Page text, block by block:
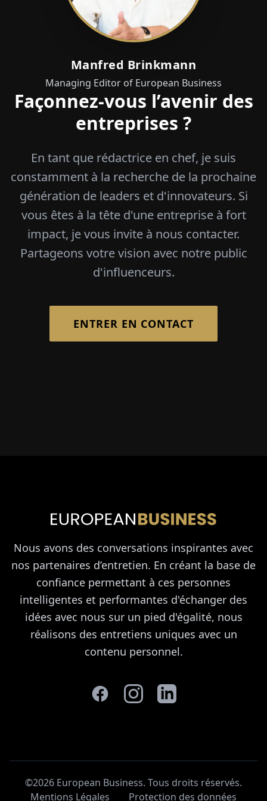
Manfred Brinkmann
Managing Editor of European Business
Façonnez-vous l’avenir des
entreprises ?
En tant que rédactrice en chef, je suis
constamment à la recherche de la prochaine
génération de leaders et d'innovateurs. Si
vous êtes à la tête d'une entreprise à fort
impact, je vous invite à nous contacter.
Partageons votre vision avec notre public
d'influenceurs.
ENTRER EN CONTACT
Nous avons des conversations inspirantes avec
nos partenaires d’entretien. En créant la base de
confiance permettant à ces personnes
intelligentes et performantes d'échanger des
idées avec nous sur un pied d'égalité, nous
réalisons des entretiens uniques avec un
contenu personnel.
©2026 European Business. Tous droits réservés.
Mentions Légales
Protection des données